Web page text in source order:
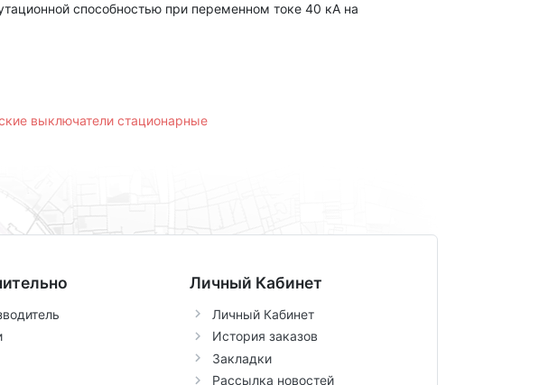
способностью при переменном токе 40 кА на
выключатели стационарные
Личный Кабинет
Личный Кабинет
История заказов
Закладки
Рассылка новостей